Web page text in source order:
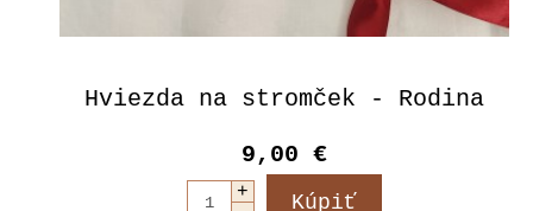
Hviezda na stromček - Rodina
9,00 €